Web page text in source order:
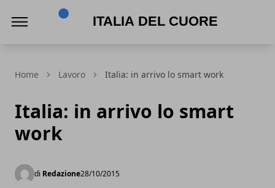
Home Lavoro Italia: in arrivo lo smart work
Italia: in arrivo lo smart
work
di Redazione28/10/2015